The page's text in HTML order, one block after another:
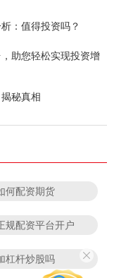
：值得投资吗？
助您轻松实现投资增
秘真相
何配资期货
规配资平台开户
杠杆炒股吗